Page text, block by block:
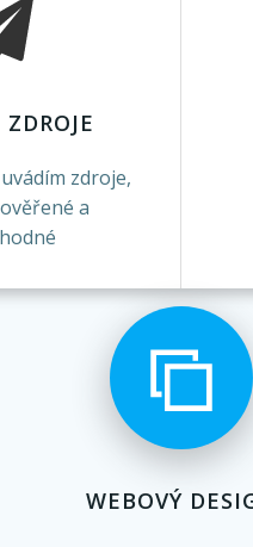
zdroje,
a
WEBOVÝ